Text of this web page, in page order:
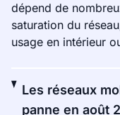
dépend de
saturation du
usage en intérieur
Les réseaux
panne en août